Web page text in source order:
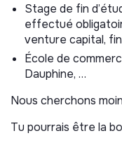
Ils nous font
113 et Archipel
d’organisations -
et secteur d’activité.
Des groupes
Danone, L’Oréal,
Des institutions
Stage de fin
effectué
venture capital,
École de
Dauphine, …
Nous cherchons
Tu pourrais être la